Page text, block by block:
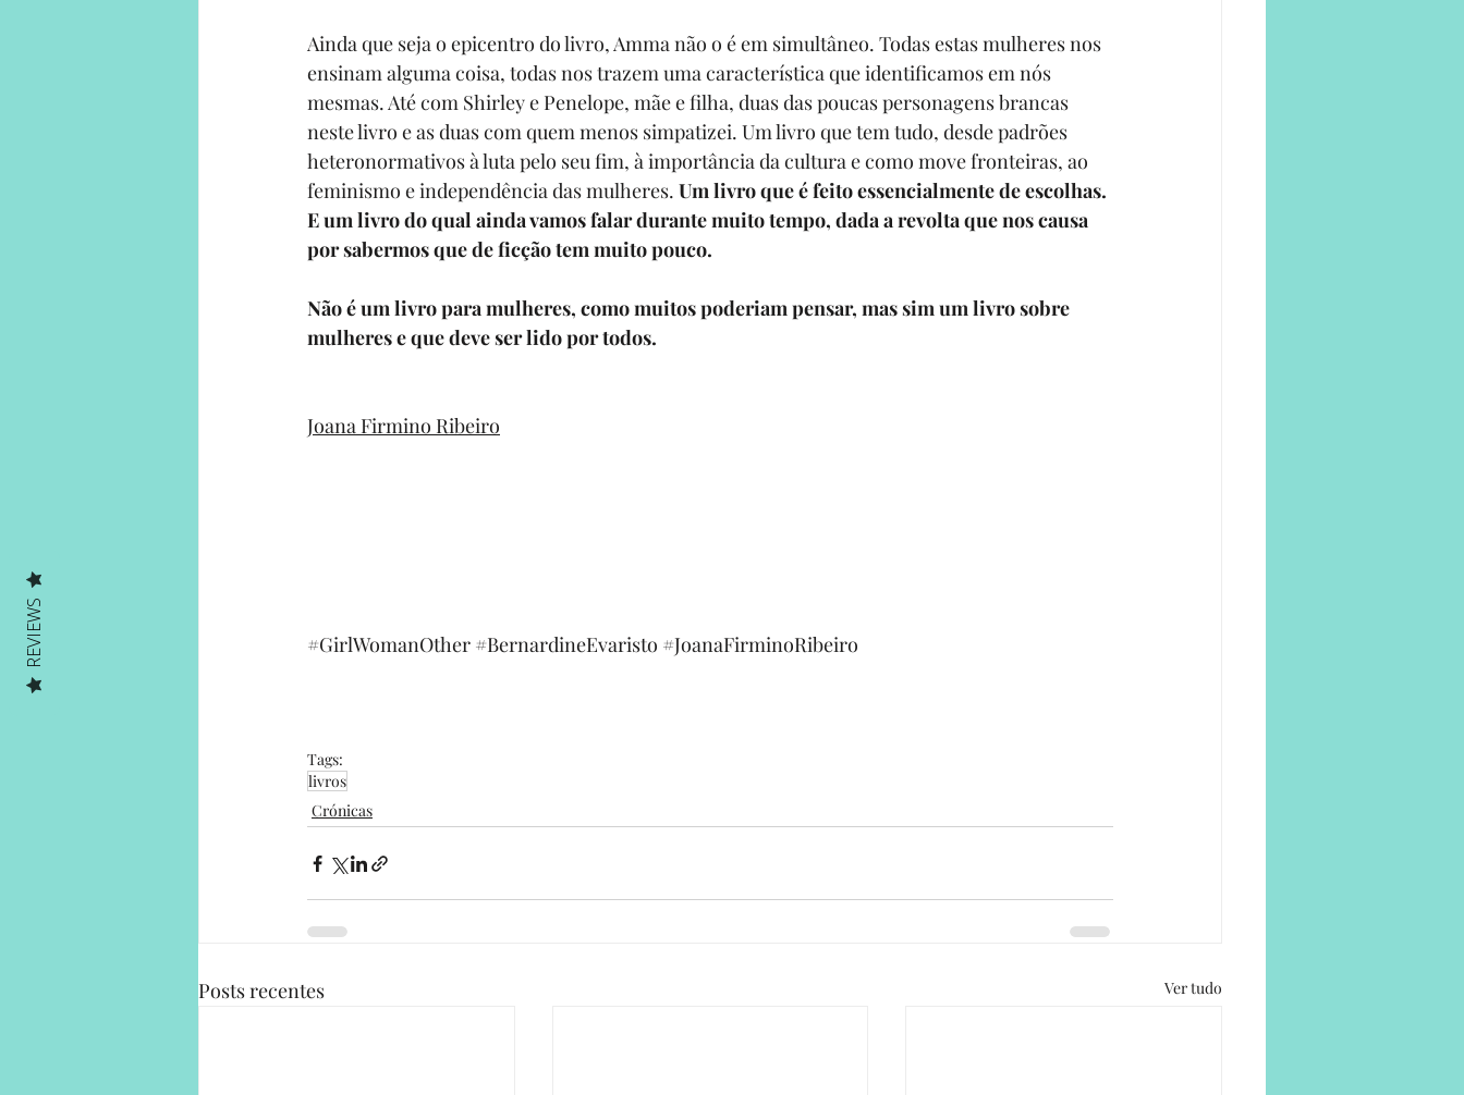
Ainda que seja o epicentro do livro, Amma não o é em simultâneo. Todas estas mulheres nos
ensinam alguma coisa, todas nos trazem uma característica que identificamos em nós
mesmas. Até com Shirley e Penelope, mãe e filha, duas das poucas personagens brancas
neste livro e as duas com quem menos simpatizei. Um livro que tem tudo, desde padrões
heteronormativos à luta pelo seu fim, à importância da cultura e como move fronteiras, ao
feminismo e independência das mulheres. Um livro que é feito essencialmente de escolhas.
E um livro do qual ainda vamos falar durante muito tempo, dada a revolta que nos causa
por sabermos que de ficção tem muito pouco.
Não é um livro para mulheres, como muitos poderiam pensar, mas sim um livro sobre
mulheres e que deve ser lido por todos.
Joana Firmino Ribeiro
#GirlWomanOther #BernardineEvaristo #JoanaFirminoRibeiro
Tags:
livros
Crónicas
Posts recentes Ver tudo
REVIEWS